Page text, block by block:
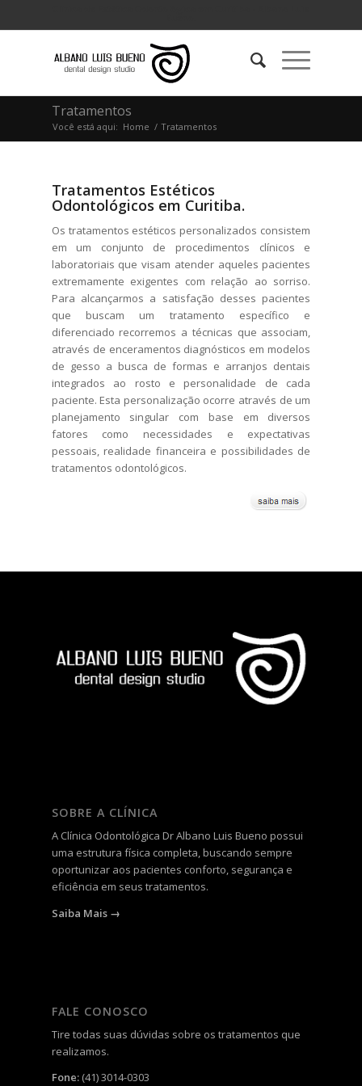
Tratamentos
Você está aqui: Home / Tratamentos
Tratamentos Estéticos
Odontológicos em Curitiba.
Os tratamentos estéticos personalizados consistem
em um conjunto de procedimentos clínicos e
laboratoriais que visam atender aqueles pacientes
extremamente exigentes com relação ao sorriso.
Para alcançarmos a satisfação desses pacientes
que buscam um tratamento específico e
diferenciado recorremos a técnicas que associam,
através de enceramentos diagnósticos em modelos
de gesso a busca de formas e arranjos dentais
integrados ao rosto e personalidade de cada
paciente. Esta personalização ocorre através de um
planejamento singular com base em diversos
fatores como necessidades e expectativas
pessoais, realidade financeira e possibilidades de
tratamentos odontológicos.
SOBRE A CLÍNICA
A Clínica Odontológica Dr Albano Luis Bueno possui
uma estrutura física completa, buscando sempre
oportunizar aos pacientes conforto, segurança e
eficiência em seus tratamentos.
Saiba Mais →
FALE CONOSCO
Tire todas suas dúvidas sobre os tratamentos que
realizamos.
Fone: (41) 3014-0303